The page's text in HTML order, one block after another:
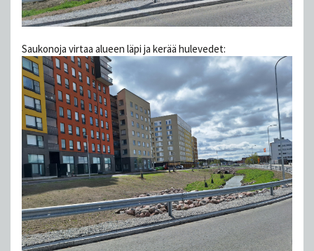
Saukonoja virtaa alueen läpi ja kerää hulevedet: